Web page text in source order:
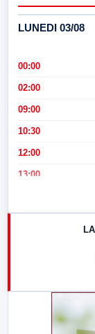
LUNEDI 03/08
00:00
02:00
09:00
10:30
12:00
13:00